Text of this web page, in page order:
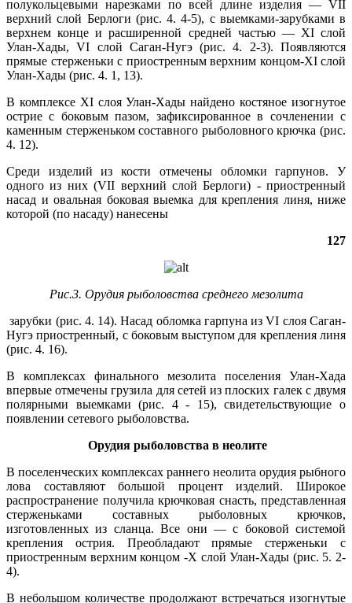
полукольцевыми нарезками по всей длине изделия — VII
верхний слой Берлоги (рис. 4. 4-5), с выемками-зарубками в
верхнем конце и расширенной средней частью — XI слой
Улан-Хады, VI слой Саган-Нугэ (рис. 4. 2-3). Появляются
прямые стерженьки с приостренным верхним концом-XI слой
Улан-Хады (рис. 4. 1, 13).
В комплексе XI слоя Улан-Хады найдено костяное изогнутое
острие с боковым пазом, зафиксированное в сочленении с
каменным стерженьком составного рыболовного крючка (рис.
4. 12).
Среди изделий из кости отмечены обломки гарпунов. У
одного из них (VII верхний слой Берлоги) ‑ приостренный
насад и овальная боковая выемка для крепления линя, ниже
которой (по насаду) нанесены
127
Рис.3. Орудия рыболовства среднего мезолита
зарубки (рис. 4. 14). Насад обломка гарпуна из VI слоя Саган-
Нугэ приостренный, с боковым выступом для крепления линя
(рис. 4. 16).
В комплексах финального мезолита поселения Улан-Хада
впервые отмечены грузила для сетей из плоских галек с двумя
полярными выемками (рис. 4 - 15), свидетельствующие о
появлении сетевого рыболовства.
Орудия рыболовства в неолите
В поселенческих комплексах раннего неолита орудия рыбного
лова составляют большой процент изделий. Широкое
распространение получила крючковая снасть, представленная
стерженьками составных рыболовных крючков,
изготовленных из сланца. Все они — с боковой системой
крепления острия. Преобладают прямые стерженьки с
приостренным верхним концом -X слой Улан-Хады (рис. 5. 2-
4).
В небольшом количестве продолжают встречаться изогнутые